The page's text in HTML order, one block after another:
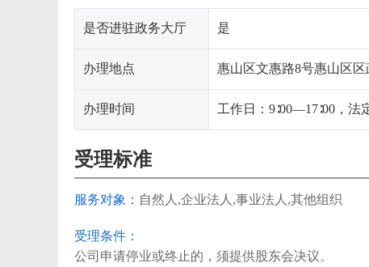
是否进驻政务大厅 是
办理地点 惠山区文惠路8号惠山区区
办理时间 工作日：9∶00—17∶00，法
受理标准
服务对象： 自然人,企业法人,事业法人,其他组织
受理条件：
公司申请停业或终止的，须提供股东会决议。